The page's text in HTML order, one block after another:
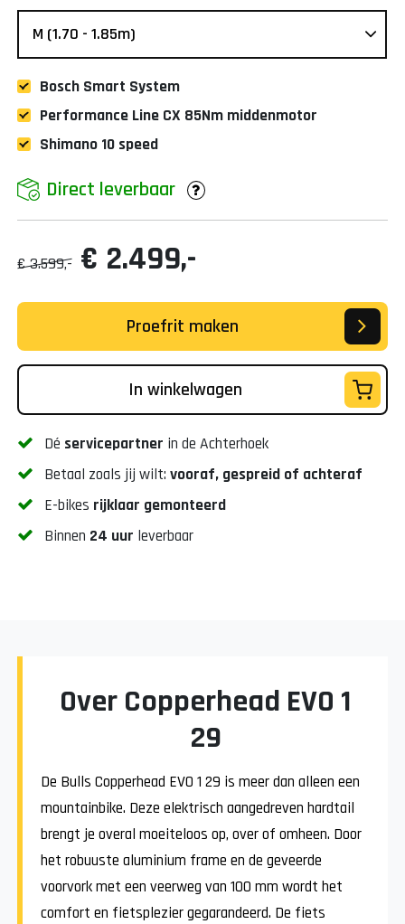
Bosch Smart System
Performance Line CX 85Nm middenmotor
Shimano 10 speed
Direct leverbaar
€ 3.599,- € 2.499,-
Proefrit maken
In winkelwagen
Dé servicepartner in de Achterhoek
Betaal zoals jij wilt:vooraf, gespreid of achteraf
E-bikes rijklaar gemonteerd
Binnen 24 uur leverbaar
Over Copperhead EVO 1
29
De Bulls Copperhead EVO 1 29 is meer dan alleen een
mountainbike. Deze elektrisch aangedreven hardtail
brengt je overal moeiteloos op, over of omheen. Door
het robuuste aluminium frame en de geveerde
voorvork met een veerweg van 100 mm wordt het
comfort en fietsplezier gegarandeerd. De fiets